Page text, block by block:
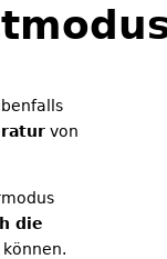
von
die